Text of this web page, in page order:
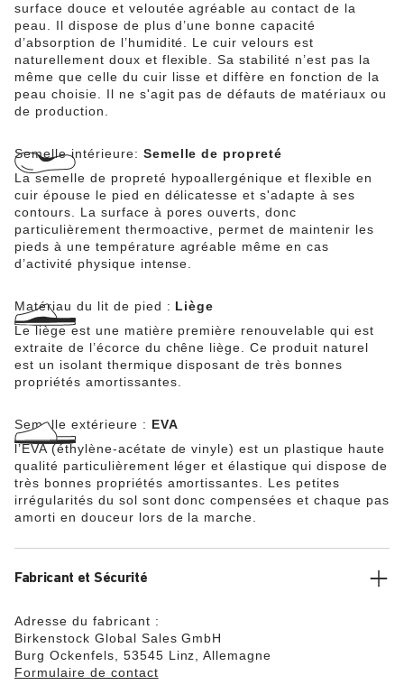
surface douce et veloutée agréable au contact de la
peau. Il dispose de plus d’une bonne capacité
d’absorption de l’humidité. Le cuir velours est
naturellement doux et flexible. Sa stabilité n’est pas la
même que celle du cuir lisse et diffère en fonction de la
peau choisie. Il ne s'agit pas de défauts de matériaux ou
de production.
Semelle intérieure: Semelle de propreté
La semelle de propreté hypoallergénique et flexible en
cuir épouse le pied en délicatesse et s'adapte à ses
contours. La surface à pores ouverts, donc
particulièrement thermoactive, permet de maintenir les
pieds à une température agréable même en cas
d’activité physique intense.
Matériau du lit de pied : Liège
Le liège est une matière première renouvelable qui est
extraite de l’écorce du chêne liège. Ce produit naturel
est un isolant thermique disposant de très bonnes
propriétés amortissantes.
Semelle extérieure : EVA
l’EVA (éthylène-acétate de vinyle) est un plastique haute
qualité particulièrement léger et élastique qui dispose de
très bonnes propriétés amortissantes. Les petites
irrégularités du sol sont donc compensées et chaque pas
amorti en douceur lors de la marche.
Fabricant et Sécurité
Adresse du fabricant :
Birkenstock Global Sales GmbH
Burg Ockenfels, 53545 Linz, Allemagne
Formulaire de contact